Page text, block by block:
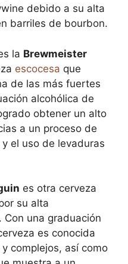
debido a su alta
barriles de bourbon.
la Brewmeister
escocesa que
de las más fuertes
alcohólica de
obtener un alto
a un proceso de
el uso de levaduras
es otra cerveza
su alta
una graduación
es conocida
complejos, así como